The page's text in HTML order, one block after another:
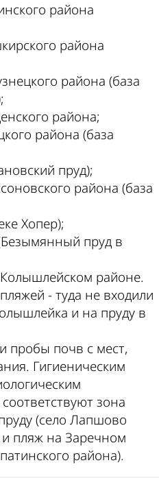
района
района
района (база
района;
района (база
пруд);
района (база
Хопер);
пруд в
районе.
- туда не входили
и на пруду в
пробы почв с мест,
Гигиеническим
зона
(село Лапшово
пляж на Заречном
района).